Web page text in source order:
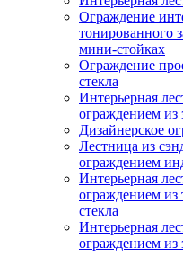
Ограждение
тонированного
мини-стойках
Ограждение
стекла
Интерьерная
ограждением из
Дизайнерское
Лестница из
ограждением
Интерьерная
ограждением из
стекла
Интерьерная
ограждением из